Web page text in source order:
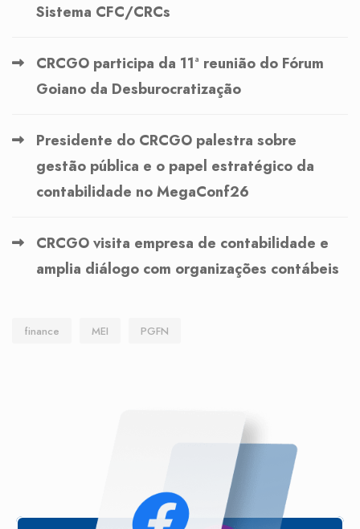
Sistema CFC/CRCs
CRCGO participa da 11ª reunião do Fórum
Goiano da Desburocratização
Presidente do CRCGO palestra sobre
gestão pública e o papel estratégico da
contabilidade no MegaConf26
CRCGO visita empresa de contabilidade e
amplia diálogo com organizações contábeis
finance MEI PGFN